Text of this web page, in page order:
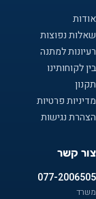
אודות
שאלות נפוצות
רעיונות למתנה
בין לקוחותינו
תקנון
מדיניות פרטיות
הצהרת נגישות
צור קשר
077-2006505
משרד